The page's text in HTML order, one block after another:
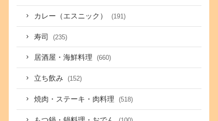
カレー（エスニック） (191)
寿司 (235)
居酒屋・海鮮料理 (660)
立ち飲み (152)
焼肉・ステーキ・肉料理 (518)